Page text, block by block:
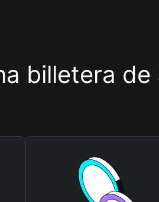
billetera de